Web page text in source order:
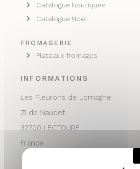
INFORMATIONS
Les Fleurons de Lomagne
ZI de Naudet
32700 LECTOURE
France
Catalogue boutiques
Catalogue Noël
FROMAGERIE
Plateaux fromages